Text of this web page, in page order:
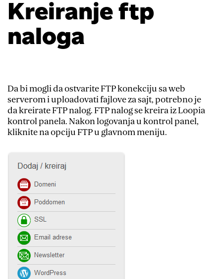
Kreiranje ftp
naloga
Da bi mogli da ostvarite FTP konekciju sa web
serverom i uploadovati fajlove za sajt, potrebno je
da kreirate FTP nalog. FTP nalog se kreira iz Loopia
kontrol panela. Nakon logovanja u kontrol panel,
kliknite na opciju FTP u glavnom meniju.